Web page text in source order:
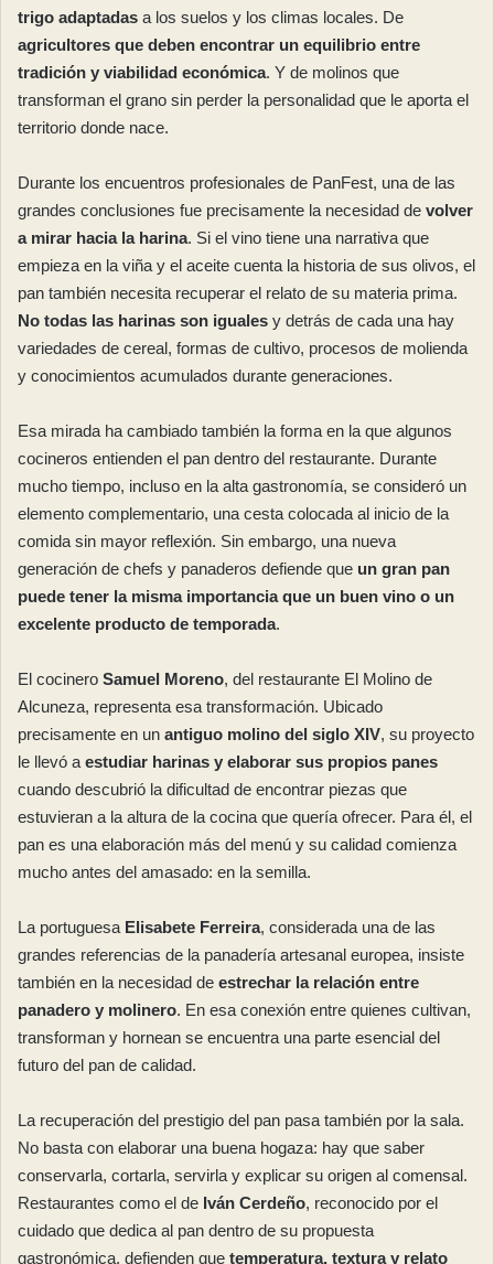
trigo adaptadas a los suelos y los climas locales. De
agricultores que deben encontrar un equilibrio entre
tradición y viabilidad económica. Y de molinos que
transforman el grano sin perder la personalidad que le aporta el
territorio donde nace.
Durante los encuentros profesionales de PanFest, una de las
grandes conclusiones fue precisamente la necesidad de volver
a mirar hacia la harina. Si el vino tiene una narrativa que
empieza en la viña y el aceite cuenta la historia de sus olivos, el
pan también necesita recuperar el relato de su materia prima.
No todas las harinas son iguales y detrás de cada una hay
variedades de cereal, formas de cultivo, procesos de molienda
y conocimientos acumulados durante generaciones.
Esa mirada ha cambiado también la forma en la que algunos
cocineros entienden el pan dentro del restaurante. Durante
mucho tiempo, incluso en la alta gastronomía, se consideró un
elemento complementario, una cesta colocada al inicio de la
comida sin mayor reflexión. Sin embargo, una nueva
generación de chefs y panaderos defiende que un gran pan
puede tener la misma importancia que un buen vino o un
excelente producto de temporada.
El cocinero Samuel Moreno, del restaurante El Molino de
Alcuneza, representa esa transformación. Ubicado
precisamente en un antiguo molino del siglo XIV, su proyecto
le llevó a estudiar harinas y elaborar sus propios panes
cuando descubrió la dificultad de encontrar piezas que
estuvieran a la altura de la cocina que quería ofrecer. Para él, el
pan es una elaboración más del menú y su calidad comienza
mucho antes del amasado: en la semilla.
La portuguesa Elisabete Ferreira, considerada una de las
grandes referencias de la panadería artesanal europea, insiste
también en la necesidad de estrechar la relación entre
panadero y molinero. En esa conexión entre quienes cultivan,
transforman y hornean se encuentra una parte esencial del
futuro del pan de calidad.
La recuperación del prestigio del pan pasa también por la sala.
No basta con elaborar una buena hogaza: hay que saber
conservarla, cortarla, servirla y explicar su origen al comensal.
Restaurantes como el de Iván Cerdeño, reconocido por el
cuidado que dedica al pan dentro de su propuesta
gastronómica, defienden que temperatura, textura y relato